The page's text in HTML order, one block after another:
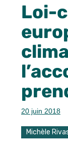
Loi-
20 juin 2018
Michèle